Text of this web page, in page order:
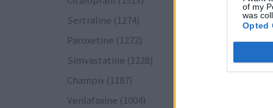
of my
was
Opted
Sertraline (1274)
-
Paroxetine (1272)
-
Simvastatine (1228)
-
Champix (1187)
Venlafaxine (1004)